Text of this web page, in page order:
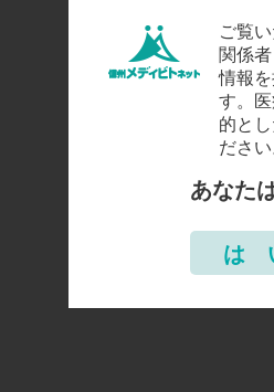
ご覧
関係
情報
す。
的と
ださ
あなた
は